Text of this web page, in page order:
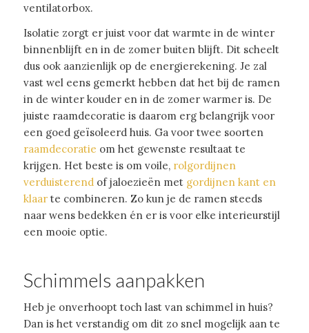
ventilatorbox.
Isolatie zorgt er juist voor dat warmte in de winter
binnenblijft en in de zomer buiten blijft. Dit scheelt
dus ook aanzienlijk op de energierekening. Je zal
vast wel eens gemerkt hebben dat het bij de ramen
in de winter kouder en in de zomer warmer is. De
juiste raamdecoratie is daarom erg belangrijk voor
een goed geïsoleerd huis. Ga voor twee soorten
raamdecoratie om het gewenste resultaat te
krijgen. Het beste is om voile, rolgordijnen
verduisterendof jaloezieën met gordijnen kant en
klaarte combineren. Zo kun je de ramen steeds
naar wens bedekken én er is voor elke interieurstijl
een mooie optie.
Schimmels aanpakken
Heb je onverhoopt toch last van schimmel in huis?
Dan is het verstandig om dit zo snel mogelijk aan te